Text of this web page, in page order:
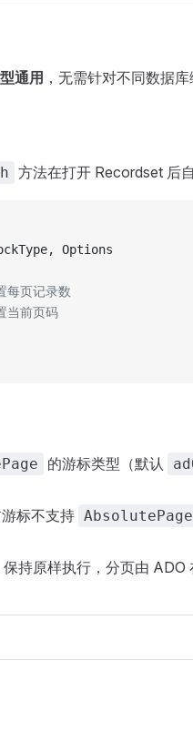
通用 ，无需针对不同数据
方法在打开 Recordset 后
Options
每页记录数
当前页码
的游标类型（默认
游标不支持 AbsolutePage
保持原样执行，分页由